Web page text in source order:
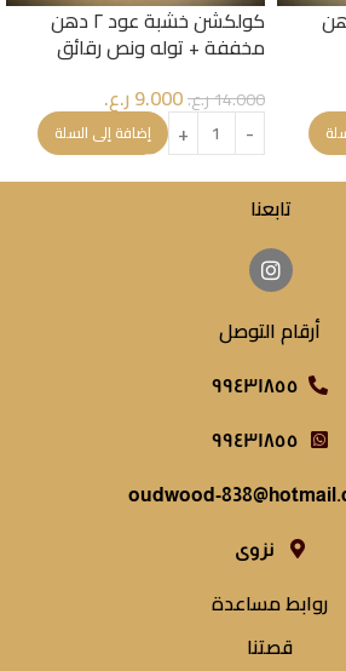
عود ٢ دهن كولكشن خشبة عود ٢ دهن
مخففة + توله ونص رقائق
14.000ر.ع.9.000ر.ع.
إضافة إلى السلة
تابعنا
أرقام التوصل
٩٩٤٣١٨٥٥
٩٩٤٣١٨٥٥
oudwood-
نزوى
روابط مساعدة
قصتنا